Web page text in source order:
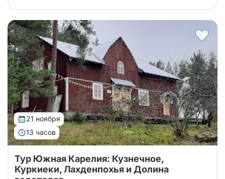
посещением Долины Водопадов, усадьбы Ларса
Сонка, хутора-музея "Milka" и дегустацией
карельских настоек
21 ноября
13 часов
Тур Южная Карелия: Кузнечное,
Куркиеки, Лахденпохья и Долина